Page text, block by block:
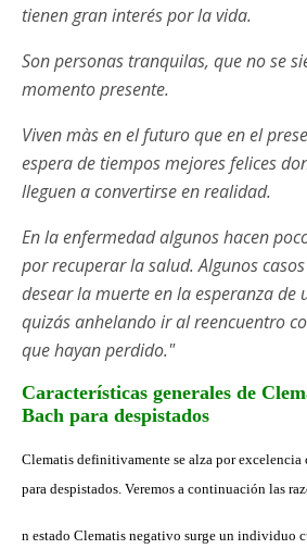
tienen gran interés por la vida.
Son personas tranquilas, que no se
momento presente.
Viven màs en el futuro que en el
espera de tiempos mejores felices
lleguen a convertirse en realidad.
En la enfermedad algunos hacen
por recuperar la salud.Algunos
desear la muerte en la esperanza de
quizás anhelando ir al reencuentro
que hayan perdido."
Características generales de
Bach para despistados
Clematis definitivamente se alza por excelencia
para despistados. Veremos a continuación las
n estado Clematis negativo surge un individuo